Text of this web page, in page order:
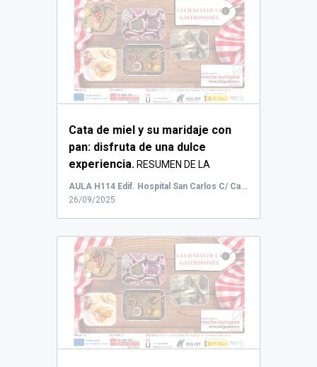
Cata de miel y su maridaje con
pan: disfruta de una dulce
experiencia. RESUMEN DE LA
ACTIVIDAD: La acti...
AULA H114 Edif. Hospital San Carlos C/ Capitán Angosto Gómez Castrillón, 91
26/09/2025